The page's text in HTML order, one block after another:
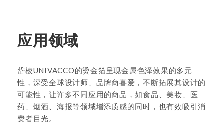
应用领域
岱棱UNIVACCO的烫金箔呈现金属色泽效果的多元
性，深受全球设计师、品牌商喜爱，不断拓展其设计的
可能性，让许多不同应用的商品，如食品、美妆、医
药、烟酒、海报等领域增添质感的同时，也有效吸引消
费者目光。